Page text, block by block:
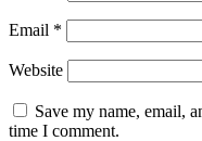
Email *
Website
Save my name, email,
time I comment.